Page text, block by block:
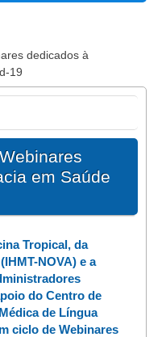
dedicados à
19
em Saúde
Tropical, da
NOVA) e a
do Centro de
de Língua
ciclo de Webinares